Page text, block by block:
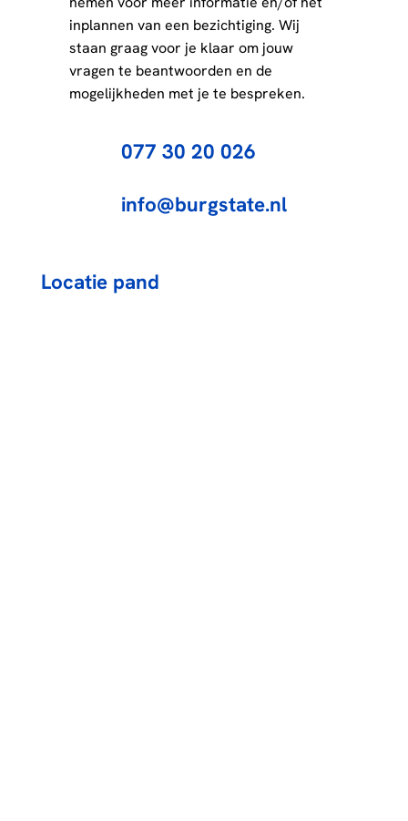
inplannen van een bezichtiging. Wij
staan graag voor je klaar om jouw
vragen te beantwoorden en de
mogelijkheden met je te bespreken.
077 30 20 026
info@burgstate.nl
Locatie pand